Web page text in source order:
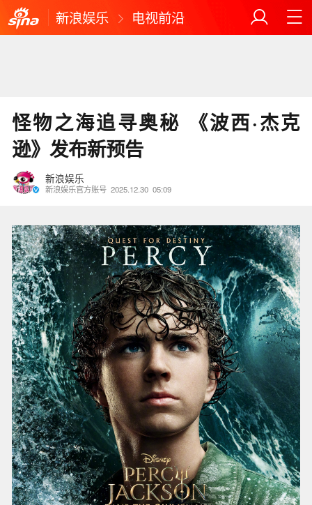
新浪娱乐 电视前沿
怪物之海追寻奥秘 《波西·杰克
逊》发布新预告
新浪娱乐
新浪娱乐官方账号 2025.12.30 05:09